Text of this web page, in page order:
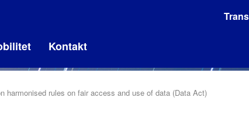
Kontakt
harmonised rules on fair access and use of data (Data Act)